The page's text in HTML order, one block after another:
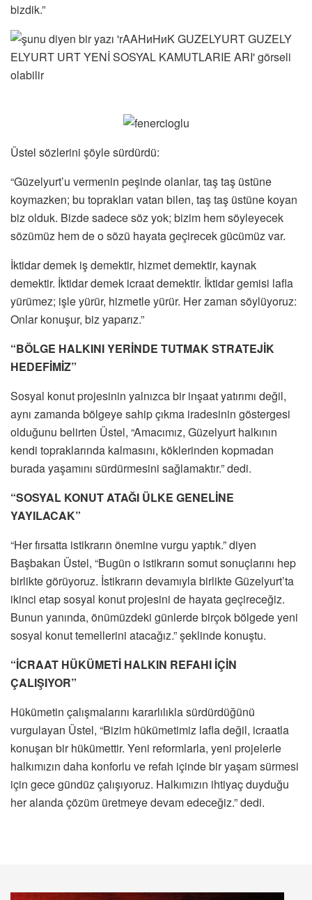
bizdik.”
Üstel sözlerini şöyle sürdürdü:
“Güzelyurt’u vermenin peşinde olanlar, taş taş üstüne
koymazken; bu toprakları vatan bilen, taş taş üstüne koyan
biz olduk. Bizde sadece söz yok; bizim hem söyleyecek
sözümüz hem de o sözü hayata geçirecek gücümüz var.
İktidar demek iş demektir, hizmet demektir, kaynak
demektir. İktidar demek icraat demektir. İktidar gemisi lafla
yürümez; işle yürür, hizmetle yürür. Her zaman söylüyoruz:
Onlar konuşur, biz yaparız.”
“BÖLGE HALKINI YERİNDE TUTMAK STRATEJİK
HEDEFİMİZ”
Sosyal konut projesinin yalnızca bir inşaat yatırımı değil,
aynı zamanda bölgeye sahip çıkma iradesinin göstergesi
olduğunu belirten Üstel, “Amacımız, Güzelyurt halkının
kendi topraklarında kalmasını, köklerinden kopmadan
burada yaşamını sürdürmesini sağlamaktır.” dedi.
“SOSYAL KONUT ATAĞI ÜLKE GENELİNE
YAYILACAK”
“Her fırsatta istikrarın önemine vurgu yaptık.” diyen
Başbakan Üstel, “Bugün o istikrarın somut sonuçlarını hep
birlikte görüyoruz. İstikrarın devamıyla birlikte Güzelyurt’ta
ikinci etap sosyal konut projesini de hayata geçireceğiz.
Bunun yanında, önümüzdeki günlerde birçok bölgede yeni
sosyal konut temellerini atacağız.” şeklinde konuştu.
“İCRAAT HÜKÜMETİ HALKIN REFAHI İÇİN
ÇALIŞIYOR”
Hükümetin çalışmalarını kararlılıkla sürdürdüğünü
vurgulayan Üstel, “Bizim hükümetimiz lafla değil, icraatla
konuşan bir hükümettir. Yeni reformlarla, yeni projelerle
halkımızın daha konforlu ve refah içinde bir yaşam sürmesi
için gece gündüz çalışıyoruz. Halkımızın ihtiyaç duyduğu
her alanda çözüm üretmeye devam edeceğiz.” dedi.